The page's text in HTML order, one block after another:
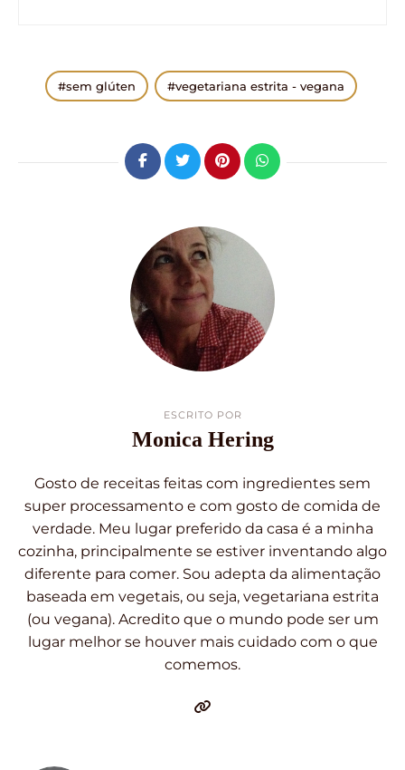
sem glúten vegetariana estrita - vegana
ESCRITO POR
Monica Hering
Gosto de receitas feitas com ingredientes sem
super processamento e com gosto de comida de
verdade. Meu lugar preferido da casa é a minha
cozinha, principalmente se estiver inventando algo
diferente para comer. Sou adepta da alimentação
baseada em vegetais, ou seja, vegetariana estrita
(ou vegana). Acredito que o mundo pode ser um
lugar melhor se houver mais cuidado com o que
comemos.